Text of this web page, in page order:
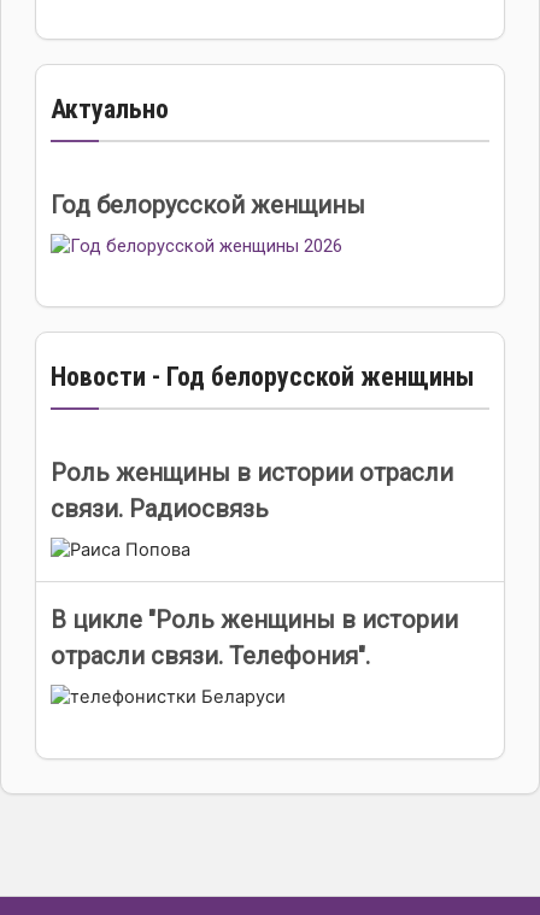
Актуально
Год белорусской женщины
Новости - Год белорусской женщины
Роль женщины в истории отрасли
связи. Радиосвязь
В цикле "Роль женщины в истории
отрасли связи. Телефония".